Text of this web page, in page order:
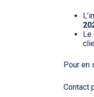
Le
Pour en
Contact